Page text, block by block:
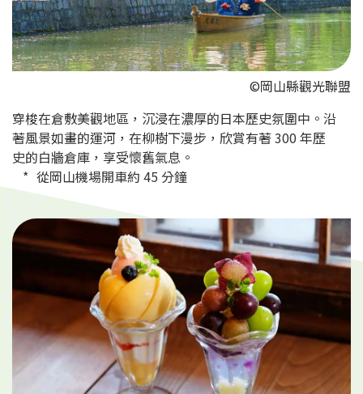
©岡山縣觀光聯盟
穿梭在倉敷美觀地區，沉浸在濃厚的日本歷史氛圍中。沿
著風景如畫的運河，在柳樹下漫步，欣賞有著 300 年歷
史的白牆倉庫，享受懷舊氣息。
從岡山機場開車約 45 分鐘